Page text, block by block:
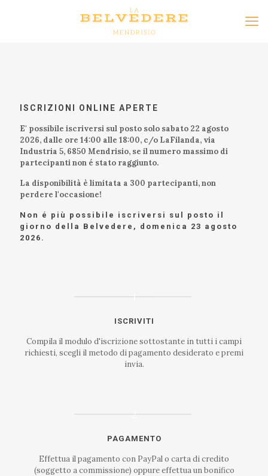
ISCRIZIONI ONLINE APERTE
E' possibile iscriversi sul posto solo sabato 22 agosto
2026, dalle ore 14:00 alle 18:00, c/o LaFilanda, via
Industria 5, 6850 Mendrisio, se il numero massimo di
partecipanti non é stato raggiunto.
La disponibilità è limitata a 300 partecipanti, non
perdere l'occasione!
Non é più possibile iscriversi sul posto il
giorno della Belvedere, domenica 23 agosto
2026.
1
ISCRIVITI
Compila il modulo d'iscrizione sottostante in tutti i campi
richiesti, scegli il metodo di pagamento desiderato e premi
invia.
2
PAGAMENTO
Effettua il pagamento con PayPal o carta di credito
(soggetto a commissione) oppure effettua un bonifico